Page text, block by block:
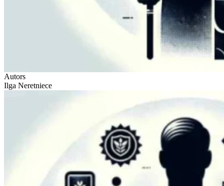
Autors
Ilga Neretniece